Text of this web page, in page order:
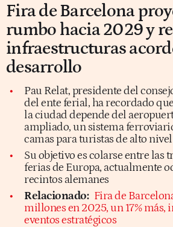
Fira de Barcelona
rumbo hacia 2029 y
infraestructuras
desarrollo
Pau Relat, presidente del
del ente ferial, ha recordado
la ciudad depende del
ampliado, un sistema
camas para turistas de alto nivel
Su objetivo es colarse entre las
ferias de Europa, actualmente
recintos alemanes
Relacionado: Fira de
millones en 2025, un 17% más,
eventos estratégicos